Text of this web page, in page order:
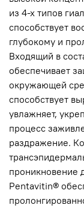
из 4-х типов
способствует
глубокому и
Входящий в
обеспечивает
окружающей
способствует
увлажняет,
процесс
раздражение.
проникновение
Pentavitin®